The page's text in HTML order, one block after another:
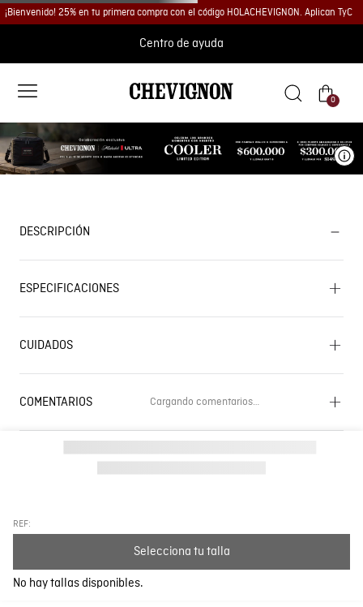
¡Bienvenido! 25% en tu primera compra con el código HOLACHEVIGNON. Aplican TyC
Centro de ayuda
0
REF:
Selecciona tu talla
No hay tallas disponibles.
DESCRIPCIÓN
ESPECIFICACIONES
CUIDADOS
COMENTARIOS Cargando comentarios…
Cargando el resumen…
Por favor, inicia sesión para escribir un comentario.